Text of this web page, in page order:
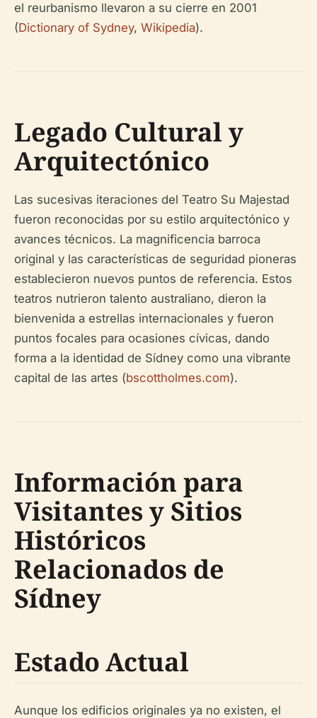
el reurbanismo llevaron a su cierre en 2001
(Dictionary of Sydney, Wikipedia).
Legado Cultural y
Arquitectónico
Las sucesivas iteraciones del Teatro Su Majestad
fueron reconocidas por su estilo arquitectónico y
avances técnicos. La magnificencia barroca
original y las características de seguridad pioneras
establecieron nuevos puntos de referencia. Estos
teatros nutrieron talento australiano, dieron la
bienvenida a estrellas internacionales y fueron
puntos focales para ocasiones cívicas, dando
forma a la identidad de Sídney como una vibrante
capital de las artes (bscottholmes.com).
Información para
Visitantes y Sitios
Históricos
Relacionados de
Sídney
Estado Actual
Aunque los edificios originales ya no existen, el